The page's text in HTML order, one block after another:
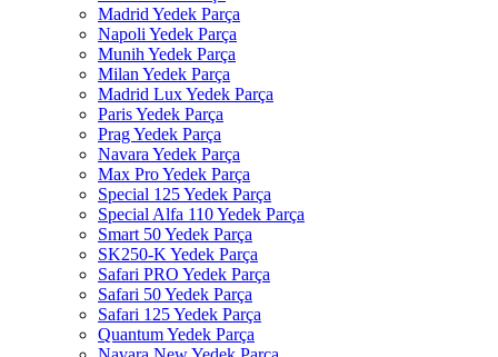
Madrid Yedek Parça
Napoli Yedek Parça
Munih Yedek Parça
Milan Yedek Parça
Madrid Lux Yedek Parça
Paris Yedek Parça
Prag Yedek Parça
Navara Yedek Parça
Max Pro Yedek Parça
Special 125 Yedek Parça
Special Alfa 110 Yedek Parça
Smart 50 Yedek Parça
SK250-K Yedek Parça
Safari PRO Yedek Parça
Safari 50 Yedek Parça
Safari 125 Yedek Parça
Quantum Yedek Parça